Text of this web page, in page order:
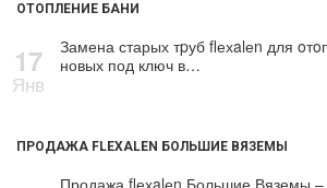
ОТОПЛЕНИЕ БАНИ
17
Янв
Замена старых тpуб flехalеn для
новых под ключ в…
ПРОДАЖА FLEXALEN БОЛЬШИЕ ВЯЗЕМЫ
Продажа flехalеn Большие Вяземы –